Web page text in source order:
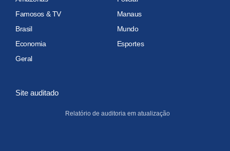
Famosos & TV
Manaus
Brasil
Mundo
Economia
Esportes
Geral
Site auditado
Relatório de auditoria em atualização